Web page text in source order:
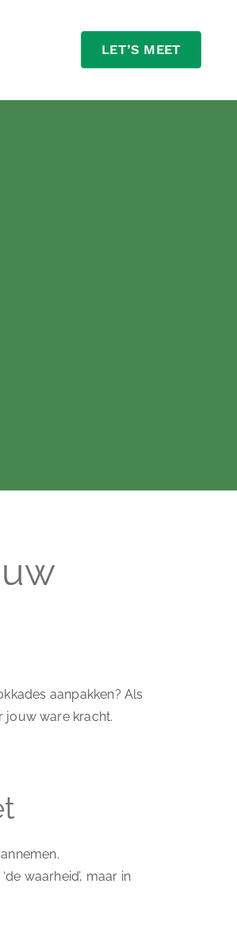
LET’S MEET
aanpakken? Als
jouw ware kracht.
waarheid’, maar in